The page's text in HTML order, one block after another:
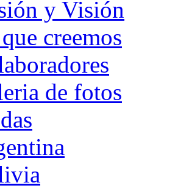
y Visión
creemos
de fotos